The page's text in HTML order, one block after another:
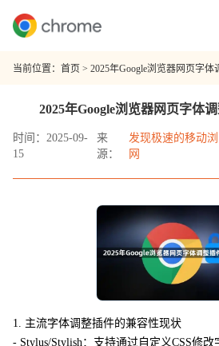
当前位置： 首页 > 2025年Google浏览器网页字
2025年Google浏览器网页字体
时间：2025-09-
15
来
源：
发现极速的移动
网
1. 主流字体调整插件的兼容性现状
- Stylus/Stylish：支持通过自定义CSS修